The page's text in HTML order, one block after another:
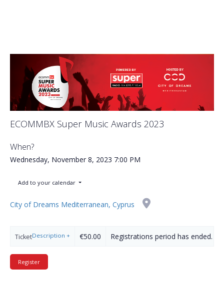
ECOMMBX Super Music Awards 2023
When?
Wednesday, November 8, 2023 7:00 PM
Add to your calendar
City of Dreams Mediterranean, Cyprus
TicketDescription + €50.00 Registrations period has ended.